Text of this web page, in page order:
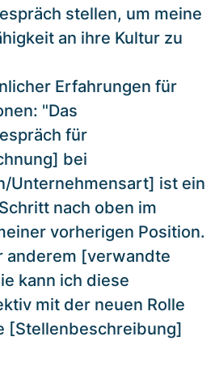
stellen, um meine
an ihre Kultur zu
Erfahrungen für
"Das
für
bei
Unternehmensart] ist ein
nach oben im
vorherigen Position.
anderem [verwandte
kann ich diese
mit der neuen Rolle
[Stellenbeschreibung]